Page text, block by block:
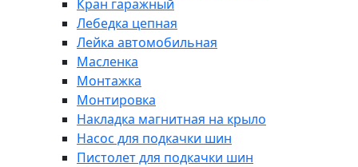
Кран гаражный
Лебедка цепная
Лейка автомобильная
Масленка
Монтажка
Монтировка
Накладка магнитная на крыло
Насос для подкачки шин
Пистолет для подкачки шин